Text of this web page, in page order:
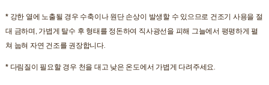
* 강한 열에 노출될 경우 수축이나 원단 손상이 발생할 수 있으므로 건조기 사용을 절
대 금하며, 가볍게 탈수 후 형태를 정돈하여 직사광선을 피해 그늘에서 평평하게 펼
쳐 눕혀 자연 건조를 권장합니다.
* 다림질이 필요할 경우 천을 대고 낮은 온도에서 가볍게 다려주세요.